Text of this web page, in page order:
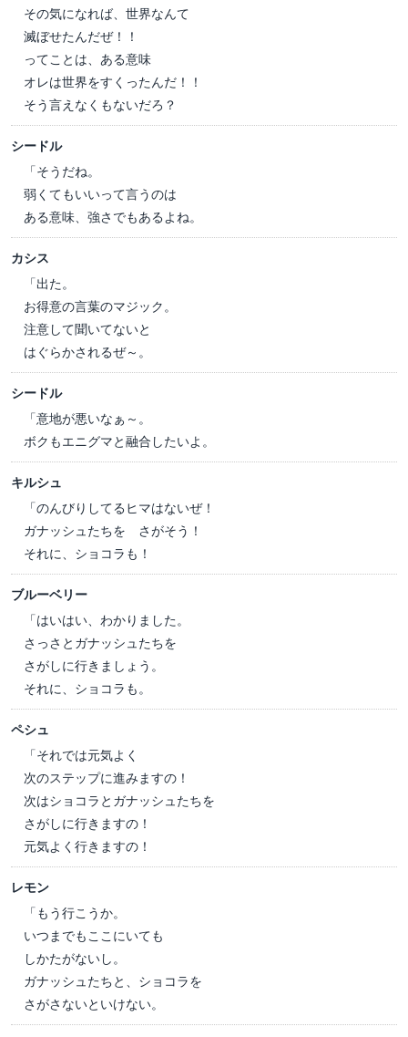
その気になれば、世界なんて
滅ぼせたんだぜ！！
ってことは、ある意味
オレは世界をすくったんだ！！
そう言えなくもないだろ？
シードル
「そうだね。
弱くてもいいって言うのは
ある意味、強さでもあるよね。
カシス
「出た。
お得意の言葉のマジック。
注意して聞いてないと
はぐらかされるぜ～。
シードル
「意地が悪いなぁ～。
ボクもエニグマと融合したいよ。
キルシュ
「のんびりしてるヒマはないぜ！
ガナッシュたちを さがそう！
それに、ショコラも！
ブルーベリー
「はいはい、わかりました。
さっさとガナッシュたちを
さがしに行きましょう。
それに、ショコラも。
ペシュ
「それでは元気よく
次のステップに進みますの！
次はショコラとガナッシュたちを
さがしに行きますの！
元気よく行きますの！
レモン
「もう行こうか。
いつまでもここにいても
しかたがないし。
ガナッシュたちと、ショコラを
さがさないといけない。